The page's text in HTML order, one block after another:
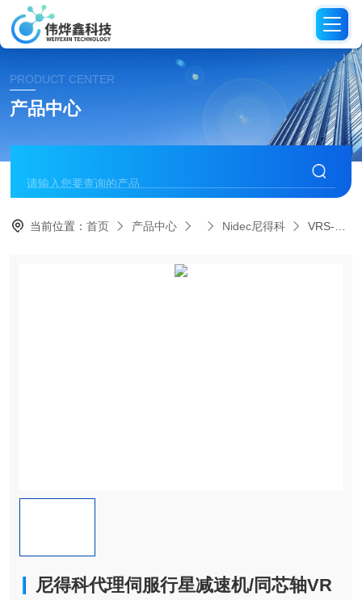
PRODUCT CENTER
产品中心
当前位置：首页 产品中心 Nidec尼得科 VRS-060C-3-K3-14BC11尼得科代理伺服行星减速机/同芯轴VRS系列
尼得科代理伺服行星减速机/同芯轴VR